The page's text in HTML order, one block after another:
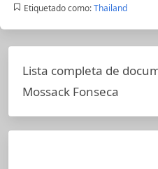
Etiquetado como: Thailand
Lista completa de
Mossack Fonseca